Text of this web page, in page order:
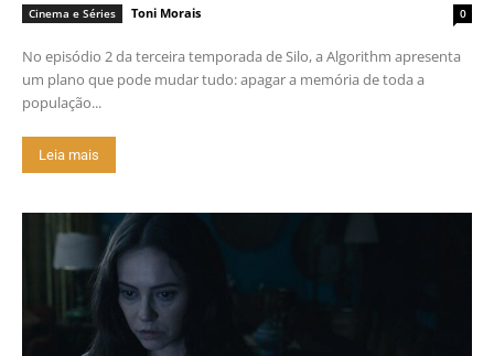
Cinema e Séries Toni Morais 0
No episódio 2 da terceira temporada de Silo, a Algorithm apresenta
um plano que pode mudar tudo: apagar a memória de toda a
população...
Leia mais